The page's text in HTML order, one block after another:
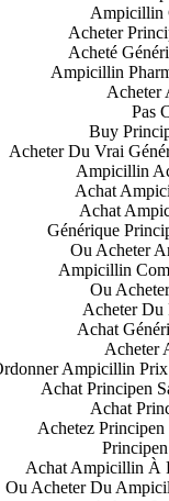
Ampicillin
Acheter
Acheté
Ampicillin
Acheter
Pas
Buy
Acheter Du Vrai
Ampicillin
Achat
Achat
Générique
Ou Acheter
Ampicillin
Ou
Acheter Du
Achat
Acheter
Ampicillin
Achat Principen
Achat
Achetez Principen
Achat Ampicillin À
Ou Acheter Du